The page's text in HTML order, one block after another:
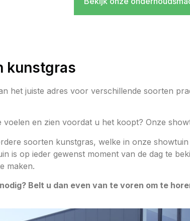
kunstgras
het juiste adres voor verschillende soorten
voelen en zien voordat u het koopt? Onze
soorten kunstgras, welke in onze
is op ieder gewenst moment van de dag te
maken.
Belt u dan even van te voren om te